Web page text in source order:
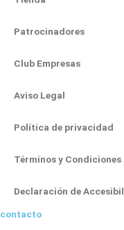
r
m
o
-
Patrocinadores
Club Empresas
Aviso Legal
Política de privacidad
Términos y Condiciones
Declaración de
contacto